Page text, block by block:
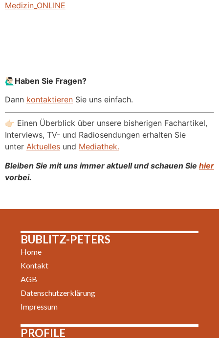
Medizin_ONLINE
🙋🏻‍♂Haben Sie Fragen?
Dann kontaktieren Sie uns einfach.
👉🏻 Einen Überblick über unsere bisherigen Fachartikel,
Interviews, TV- und Radiosendungen erhalten Sie
unter Aktuelles und Mediathek.
Bleiben Sie mit uns immer aktuell und schauen Sie hier
vorbei.
BUBLITZ-PETERS
Home
Kontakt
AGB
Datenschutzerklärung
Impressum
PROFILE